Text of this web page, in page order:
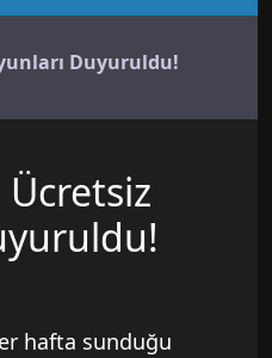
Duyuruldu!
Ücretsiz
hafta sunduğu